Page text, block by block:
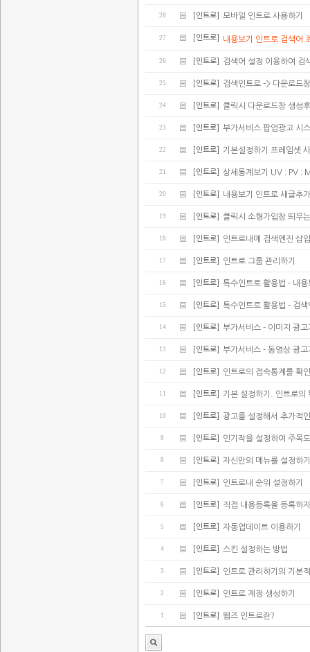
28 [인트로] 모바일 인트로 사용하기
27 [인트로] 내용보기 인트로 검색어
26 [인트로] 검색어 설정 이용하여 검
25 [인트로] 검색인트로 -> 다운로드
24 [인트로] 클릭시 다운로드창 생성
23 [인트로] 부가서비스 팝업광고 시
22 [인트로] 기본설정하기 프레임셋
21 [인트로] 상세통계보기 UV : PV :
20 [인트로] 내용보기 인트로 새글추
19 [인트로] 클릭시 소형가입창 띄우
18 [인트로] 인트로내에 검색엔진 삽
17 [인트로] 인트로 그룹 관리하기
16 [인트로] 특수인트로 활용법 - 내
15 [인트로] 특수인트로 활용법 - 검
14 [인트로] 부가서비스 - 이미지 광고
13 [인트로] 부가서비스 - 동영상 광고
12 [인트로] 인트로의 접속통계를 확
11 [인트로] 기본 설정하기. 인트로의
10 [인트로] 광고를 설정해서 추가적
9 [인트로] 인기작을 설정하여 주목
8 [인트로] 자신만의 메뉴를 설정하기
7 [인트로] 인트로내 순위 설정하기
6 [인트로] 직접 내용등록을 등록하자
5 [인트로] 자동업데이트 이용하기
4 [인트로] 스킨 설정하는 방법
3 [인트로] 인트로 관리하기의 기본
2 [인트로] 인트로 계정 생성하기
1 [인트로] 웹즈 인트로란?